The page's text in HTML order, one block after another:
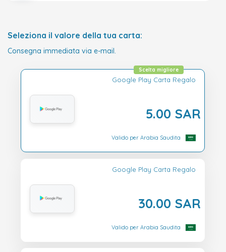
Seleziona il valore della tua carta:
Consegna immediata via e-mail.
Google Play Carta Regalo
5.00 SAR
Scelta migliore
Valido per Arabia Saudita
Google Play Carta Regalo
30.00 SAR
Valido per Arabia Saudita